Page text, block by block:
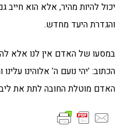
יכול להיות מהיר, אלא הוא חייב
והגדרת היעד מחדש.
במסעו של האדם אין לנו אלא
הכתוב: 'יהי נועם ה' אלוהינו עלינו
האדם מוטלת החובה לתת את